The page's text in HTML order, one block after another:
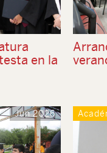
en la
Jun 2026